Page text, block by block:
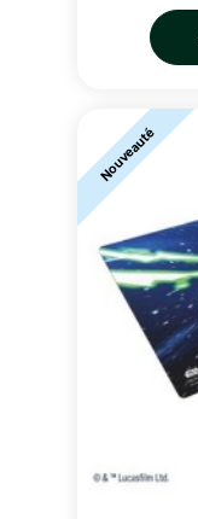
Nouveauté